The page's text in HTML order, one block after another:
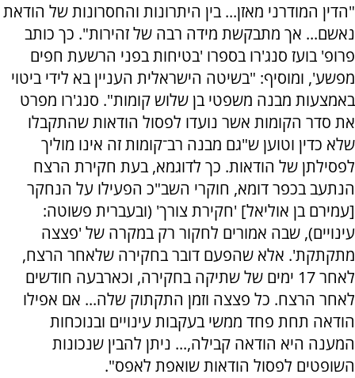
"הדין המודרני מאזן... בין היתרונות והחסרונות של הודאת
נאשם... אך מתבקשת מידה רבה של זהירות". כך כותב
פרופ' בועז סנג'רו בספרו 'בטיחות בפני הרשעת חפים
מפשע', ומוסיף: "בשיטה הישראלית העניין בא לידי ביטוי
באמצעות מבנה משפטי בן שלוש קומות". סנג'רו מפרט
את סדר הקומות אשר נועדו לפסול הודאות שהתקבלו
שלא כדין וטוען ש"גם מבנה רב־קומות זה אינו מוליך
לפסילתן של הודאות. כך לדוגמא, בעת חקירת הרצח
הנתעב בכפר דומא, חוקרי השב"כ הפעילו על הנחקר
[עמירם בן אוליאל] 'חקירת צורך' (ובעברית פשוטה:
עינויים), שבה אמורים לחקור רק במקרה של 'פצצה
מתקתקת'. אלא שהפעם דובר בחקירה שלאחר הרצח,
לאחר 17 ימים של שתיקה בחקירה, וכארבעה חודשים
לאחר הרצח. כל פצצה וזמן התקתוק שלה... אם אפילו
הודאה תחת פחד ממשי בעקבות עינויים ובנוכחות
המענה היא הודאה קבילה,... ניתן להבין שנכונות
השופטים לפסול הודאות שואפת לאפס".